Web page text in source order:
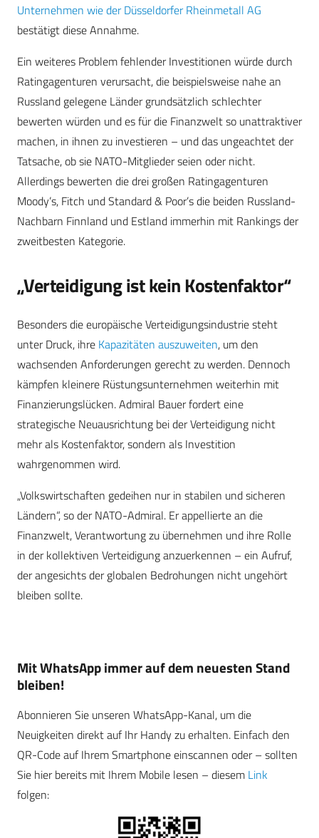
Unternehmen wie der Düsseldorfer Rheinmetall AG
bestätigt diese Annahme.
Ein weiteres Problem fehlender Investitionen würde durch
Ratingagenturen verursacht, die beispielsweise nahe an
Russland gelegene Länder grundsätzlich schlechter
bewerten würden und es für die Finanzwelt so unattraktiver
machen, in ihnen zu investieren – und das ungeachtet der
Tatsache, ob sie NATO-Mitglieder seien oder nicht.
Allerdings bewerten die drei großen Ratingagenturen
Moody’s, Fitch und Standard & Poor’s die beiden Russland-
Nachbarn Finnland und Estland immerhin mit Rankings der
zweitbesten Kategorie.
„Verteidigung ist kein Kostenfaktor“
Besonders die europäische Verteidigungsindustrie steht
unter Druck, ihre Kapazitäten auszuweiten, um den
wachsenden Anforderungen gerecht zu werden. Dennoch
kämpfen kleinere Rüstungsunternehmen weiterhin mit
Finanzierungslücken. Admiral Bauer fordert eine
strategische Neuausrichtung bei der Verteidigung nicht
mehr als Kostenfaktor, sondern als Investition
wahrgenommen wird.
„Volkswirtschaften gedeihen nur in stabilen und sicheren
Ländern“, so der NATO-Admiral. Er appellierte an die
Finanzwelt, Verantwortung zu übernehmen und ihre Rolle
in der kollektiven Verteidigung anzuerkennen – ein Aufruf,
der angesichts der globalen Bedrohungen nicht ungehört
bleiben sollte.
Mit WhatsApp immer auf dem neuesten Stand
bleiben!
Abonnieren Sie unseren WhatsApp-Kanal, um die
Neuigkeiten direkt auf Ihr Handy zu erhalten. Einfach den
QR-Code auf Ihrem Smartphone einscannen oder – sollten
Sie hier bereits mit Ihrem Mobile lesen – diesem Link
folgen: